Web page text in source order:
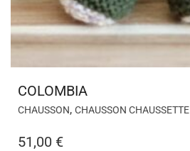
COLOMBIA
CHAUSSON, CHAUSSON CHAUSSETTE
51,00 €